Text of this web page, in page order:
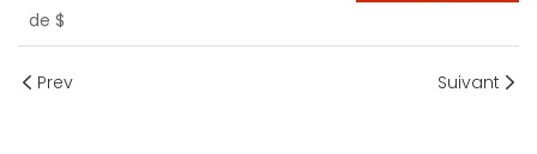
de $
Prev Suivant